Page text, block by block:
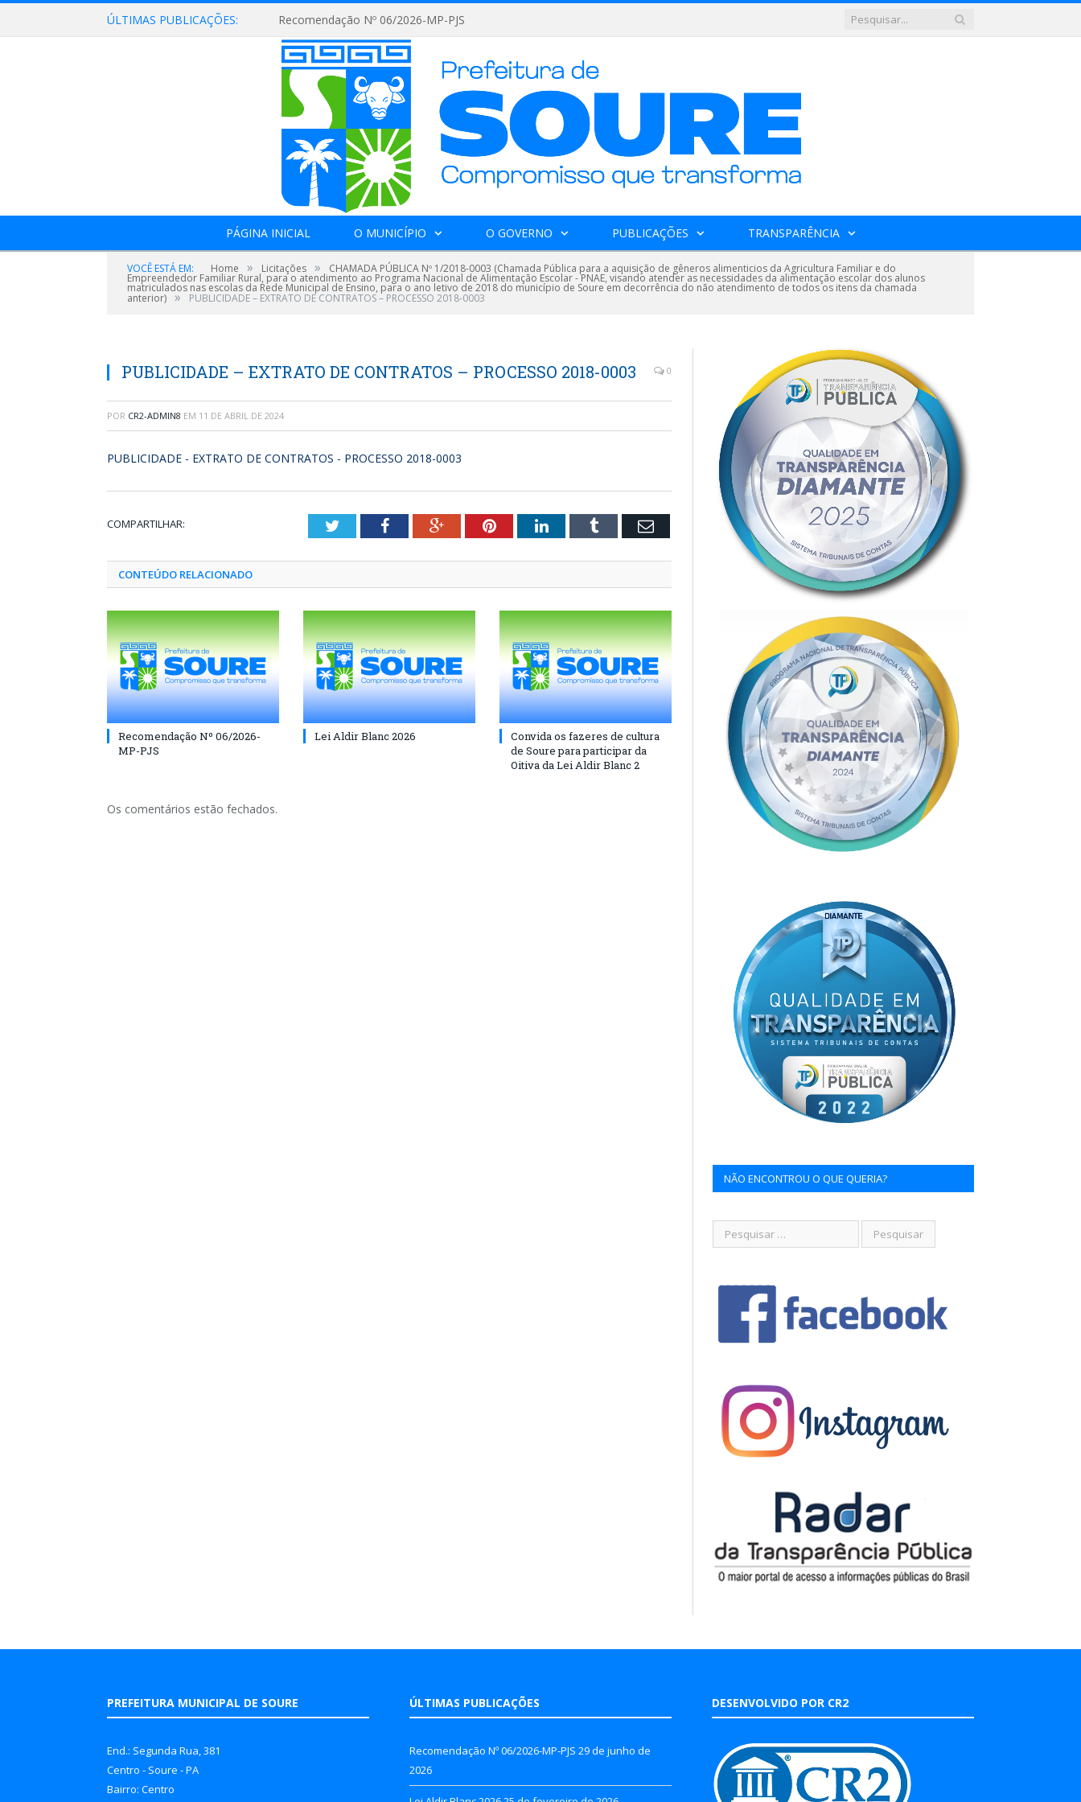
ÚLTIMAS PUBLICAÇÕES: Recomendação Nº 06/2026-MP-PJS
PÁGINA INICIAL O MUNICÍPIO O GOVERNO PUBLICAÇÕES TRANSPARÊNCIA
VOCÊ ESTÁ EM: Home » Licitações » CHAMADA PÚBLICA Nº 1/2018-0003 (Chamada Pública para a aquisição de gêneros alimenticios da Agricultura Familiar e do
Empreendedor Familiar Rural, para o atendimento ao Programa Nacional de Alimentação Escolar - PNAE, visando atender as necessidades da alimentação escolar dos alunos
matriculados nas escolas da Rede Municipal de Ensino, para o ano letivo de 2018 do município de Soure em decorrência do não atendimento de todos os itens da chamada
anterior) » PUBLICIDADE – EXTRATO DE CONTRATOS – PROCESSO 2018-0003
PUBLICIDADE – EXTRATO DE CONTRATOS – PROCESSO 2018-0003 0
POR CR2-ADMIN8 EM 11 DE ABRIL DE 2024
PUBLICIDADE - EXTRATO DE CONTRATOS - PROCESSO 2018-0003
COMPARTILHAR: TwitterFacebookGoogle+PinterestLinkedInTumblr Email
CONTEÚDO RELACIONADO
Recomendação Nº 06/2026-
MP-PJS
Lei Aldir Blanc 2026
Convida os fazeres de cultura
de Soure para participar da
Oitiva da Lei Aldir Blanc 2
Os comentários estão fechados.
NÃO ENCONTROU O QUE QUERIA?
PREFEITURA MUNICIPAL DE SOURE
End.: Segunda Rua, 381
Centro - Soure - PA
Bairro: Centro
ÚLTIMAS PUBLICAÇÕES
Recomendação Nº 06/2026-MP-PJS 29 de junho de
2026
DESENVOLVIDO POR CR2